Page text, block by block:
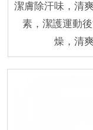
潔膚除汗味，清
素，潔護運動
燥，清